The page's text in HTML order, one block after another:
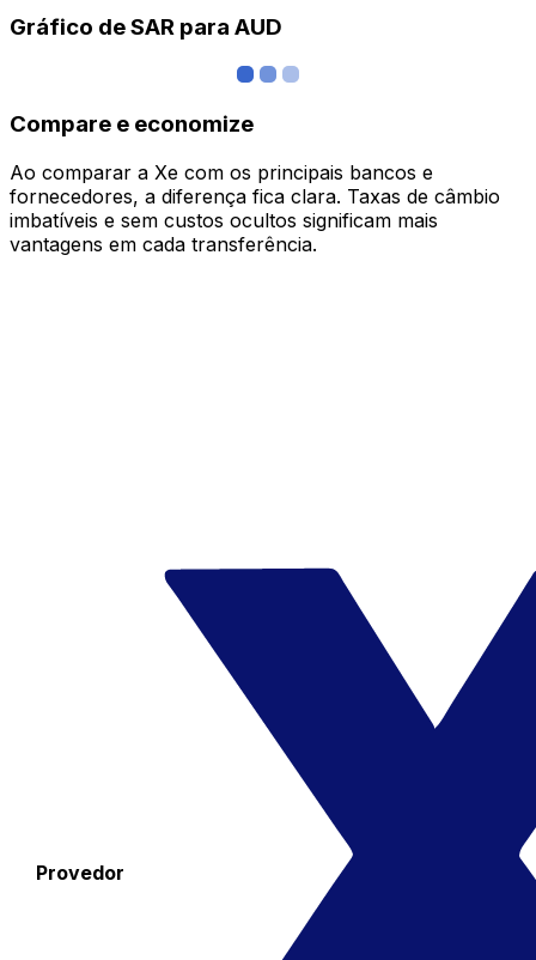
Gráfico de SAR para AUD
Compare e economize
Ao comparar a Xe com os principais bancos e
fornecedores, a diferença fica clara. Taxas de câmbio
imbatíveis e sem custos ocultos significam mais
vantagens em cada transferência.
Provedor